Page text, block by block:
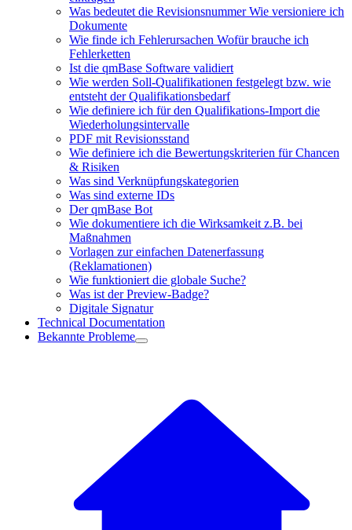
Was bedeutet die Revisionsnummer Wie versioniere ich
Dokumente
Wie finde ich Fehlerursachen Wofür brauche ich
Fehlerketten
Ist die qmBase Software validiert
Wie werden Soll-Qualifikationen festgelegt bzw. wie
entsteht der Qualifikationsbedarf
Wie definiere ich für den Qualifikations-Import die
Wiederholungsintervalle
PDF mit Revisionsstand
Wie definiere ich die Bewertungskriterien für Chancen
& Risiken
Was sind Verknüpfungskategorien
Was sind externe IDs
Der qmBase Bot
Wie dokumentiere ich die Wirksamkeit z.B. bei
Maßnahmen
Vorlagen zur einfachen Datenerfassung
(Reklamationen)
Wie funktioniert die globale Suche?
Was ist der Preview-Badge?
Digitale Signatur
Technical Documentation
Bekannte Probleme